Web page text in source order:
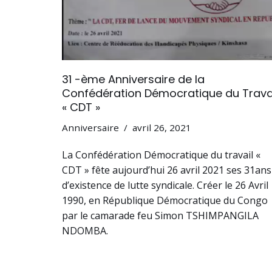
31 -ème Anniversaire de la
Confédération Démocratique du
« CDT »
Anniversaire avril 26, 2021
La Confédération Démocratique du travail «
CDT » fête aujourd’hui 26 avril 2021 ses 31ans
d’existence de lutte syndicale. Créer le 26 Avril
1990, en République Démocratique du Congo
par le camarade feu Simon TSHIMPANGILA
NDOMBA.